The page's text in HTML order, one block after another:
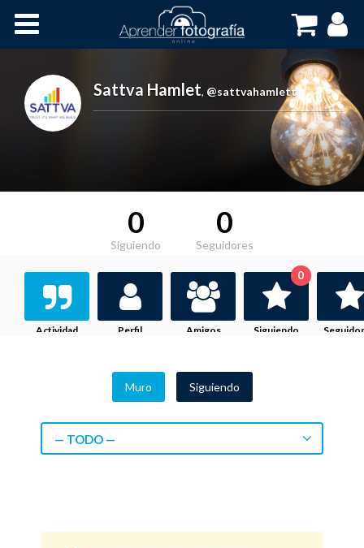
Cursos OnLine
Sattva Hamlet, @sattvahamlett
0
Siguiendo
0
Seguidores
Actividad Perfil Amigos Siguiendo
0
Muro Siguiendo
— TODO —